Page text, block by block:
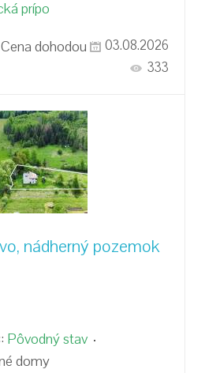
prípo
Cena dohodou
03.08.2026
333
nádherný pozemok
Pôvodný stav
domy